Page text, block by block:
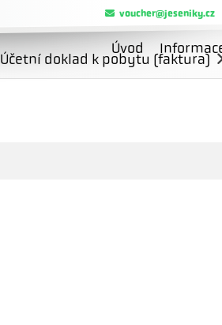
voucher@jeseniky.cz
Úvod
Účetní doklad k pobytu (faktura)